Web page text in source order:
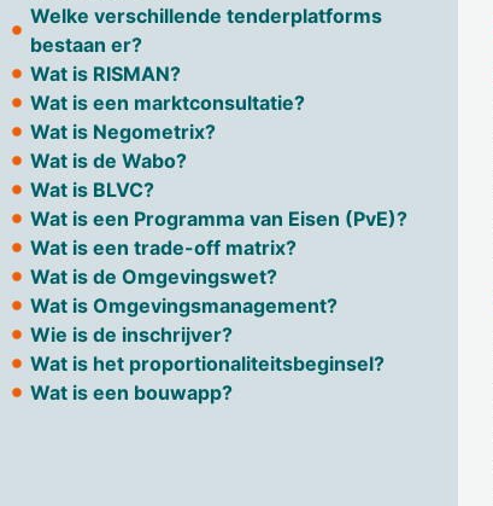
Welke verschillende tenderplatforms
bestaan er?
Wat is RISMAN?
Wat is een marktconsultatie?
Wat is Negometrix?
Wat is de Wabo?
Wat is BLVC?
Wat is een Programma van Eisen (PvE)?
Wat is een trade-off matrix?
Wat is de Omgevingswet?
Wat is Omgevingsmanagement?
Wie is de inschrijver?
Wat is het proportionaliteitsbeginsel?
Wat is een bouwapp?